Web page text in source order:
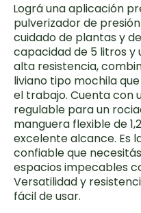
Lográ una aplicación
pulverizador de
cuidado de plantas y
capacidad de 5 litros y
alta resistencia,
liviano tipo mochila
el trabajo. Cuenta con
regulable para un
manguera flexible de
excelente alcance. Es
confiable que
espacios impecables
Versatilidad y
fácil de usar.